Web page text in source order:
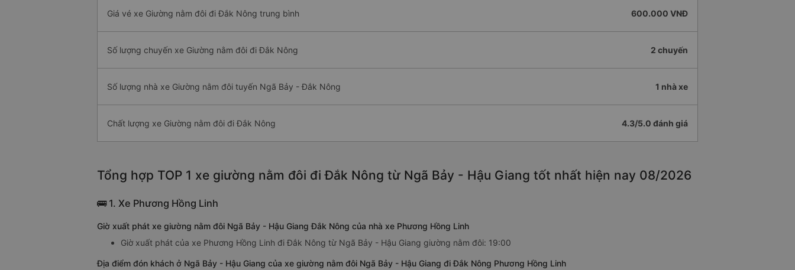
Giá vé xe Giường nằm đôi đi Đắk Nông trung bình 600.000 VNĐ
Số lượng chuyến xe Giường nằm đôi đi Đắk Nông 2 chuyến
Số lượng nhà xe Giường nằm đôi tuyến Ngã Bảy - Đắk Nông 1 nhà xe
Chất lượng xe Giường nằm đôi đi Đắk Nông 4.3/5.0 đánh giá
Tổng hợp TOP 1 xe giường nằm đôi đi Đắk Nông từ Ngã Bảy - Hậu Giang tốt nhất hiện nay 08/2026
🚌 1. Xe Phương Hồng Linh
Giờ xuất phát xe giường nằm đôi Ngã Bảy - Hậu Giang Đắk Nông của nhà xe Phương Hồng Linh
Giờ xuất phát của xe Phương Hồng Linh đi Đắk Nông từ Ngã Bảy - Hậu Giang giường nằm đôi: 19:00
Địa điểm đón khách ở Ngã Bảy - Hậu Giang của xe giường nằm đôi Ngã Bảy - Hậu Giang đi Đắk Nông Phương Hồng Linh